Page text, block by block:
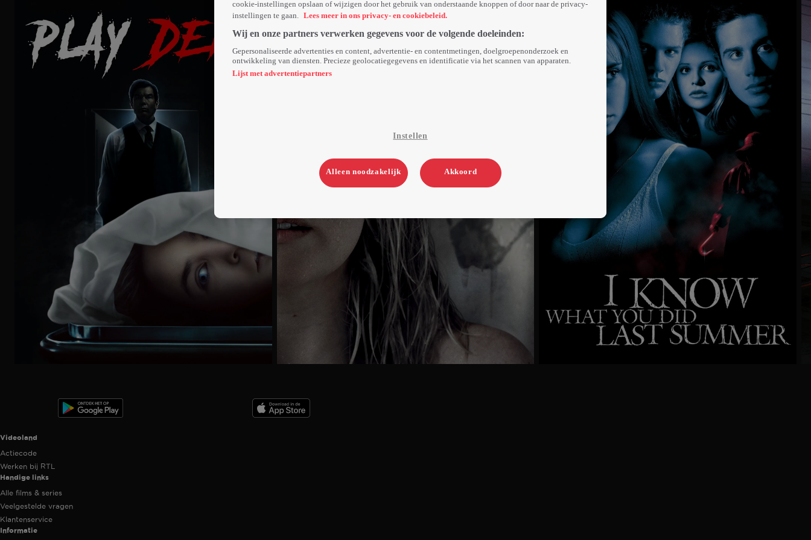
Videoland useful links.
Videoland
Actiecode
Werken bij RTL
Handige links
Alle films & series
Veelgestelde vragen
Klantenservice
Informatie
cookie-instellingen opslaan of wijzigen door het gebruik van onderstaande knoppen of door naar de privacy-
instellingen te gaan.
Lees meer in ons privacy- en cookiebeleid.
Wij en onze partners verwerken gegevens voor de volgende doeleinden:
Gepersonaliseerde advertenties en content, advertentie- en contentmetingen, doelgroepenonderzoek en
ontwikkeling van diensten. Precieze geolocatiegegevens en identificatie via het scannen van apparaten.
Lijst met advertentiepartners
Instellen
Alleen noodzakelijk Akkoord